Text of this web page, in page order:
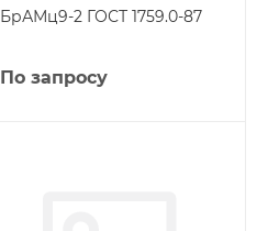
БрАМц9-2 ГОСТ 1759.0-87
По запросу